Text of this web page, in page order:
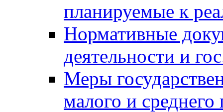
планируемые к
Нормативные
деятельности и
Меры
малого и среднего